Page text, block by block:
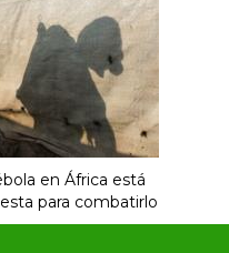
en África está
para combatirlo